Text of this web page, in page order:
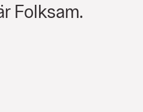
Folksam.